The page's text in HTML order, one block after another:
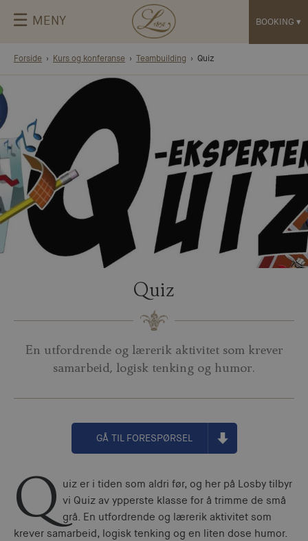
☰ MENY BOOKING ▾
Forside Kurs og konferanse Teambuilding Quiz
Quiz
En utfordrende og lærerik aktivitet som krever
samarbeid, logisk tenking og humor.
GÅ TIL FORESPØRSEL
Q uiz er i tiden som aldri før, og her på Losby tilbyr
vi Quiz av ypperste klasse for å trimme de små
grå. En utfordrende og lærerik aktivitet som
krever samarbeid, logisk tenking og en liten dose humor.